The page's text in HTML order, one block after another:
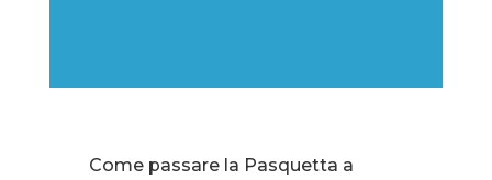
Come passare la Pasquetta a